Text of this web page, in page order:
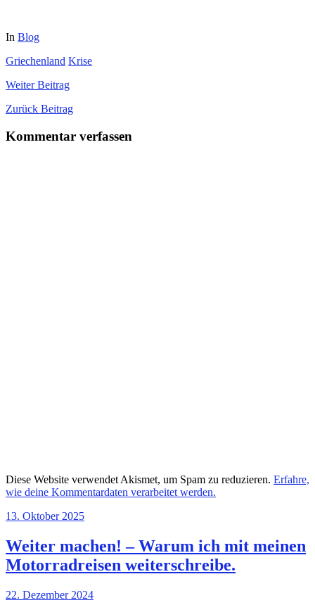
In Blog
Griechenland Krise
WeiterBeitrag
Zurück Beitrag
Kommentar verfassen
Diese Website verwendet Akismet, um Spam zu reduzieren. Erfahre,
wie deine Kommentardaten verarbeitet werden.
13. Oktober 2025
Weiter machen! – Warum ich mit meinen
Motorradreisen weiterschreibe.
22. Dezember 2024